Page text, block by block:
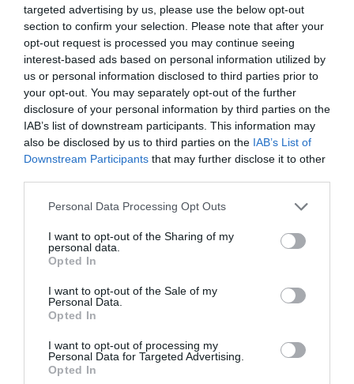
targeted advertising by us, please use the below opt-out
section to confirm your selection. Please note that after your
opt-out request is processed you may continue seeing
interest-based ads based on personal information utilized by
us or personal information disclosed to third parties prior to
your opt-out. You may separately opt-out of the further
disclosure of your personal information by third parties on the
IAB’s list of downstream participants. This information may
also be disclosed by us to third parties on the IAB’s List of
Downstream Participants that may further disclose it to other
Please note that this website/app uses one or more Google
not limited to your visit or usage behaviour. You may click to
grant or deny consent to Google and its third-party tags to
use your data for below specified purposes in below Google
consent section.
Personal Data Processing Opt Outs
I want to opt-out of the Sharing of my
personal data.
Opted In
I want to opt-out of the Sale of my
Personal Data.
Opted In
I want to opt-out of processing my
Personal Data for Targeted Advertising.
Opted In
Ezért van az, hogy az északibb éghajlaton a téli
hónapokban jellemzően alacsonyabb a
szervezetben a D-vitamin szint.
A kutatást 225 pszichotikus zavarok miatt kezelt
beteg és 159 egészséges ember bevonásával
végezték. A pszichózisban szenvedők körében az
alacsony D-vitamin-szinttel rendelkezőknél
fiataloknál a feldolgozási sebesség és a
beszédkészség terén is találtak problémákat. Az
eredmények illeszkednek a korábbi kutatásokhoz,
amelyek szerint az alacsony D-vitaminszint
összefügg a depresszióval.
A vitaminról azt is feltételezik, hogy szerepet játszik
a hangulat szempontjából fontos